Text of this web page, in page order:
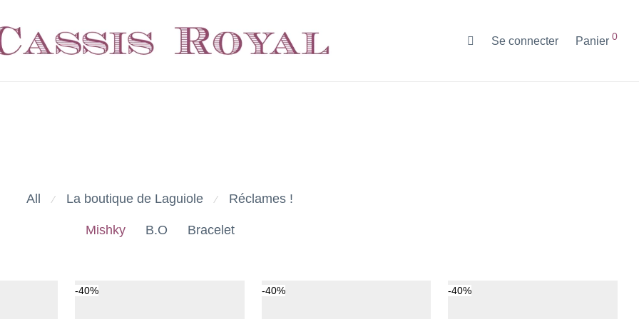
Se connecter Panier 0
All ⁄ La boutique de Laguiole ⁄ Réclames !
Mishky B.O Bracelet
-40% -40% -40%